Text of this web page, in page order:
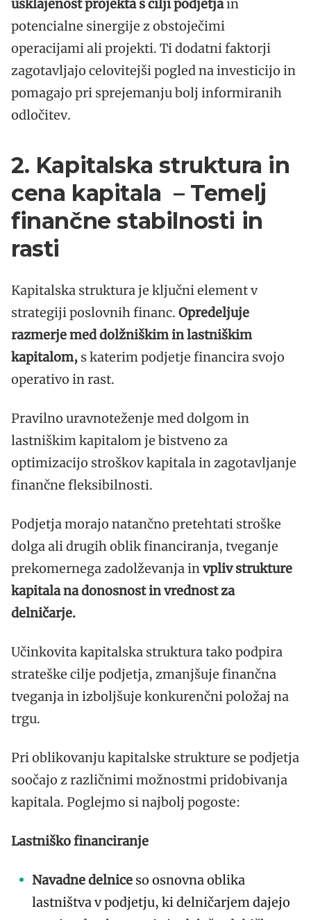
usklajenost projekta s cilji podjetjain
potencialne sinergije z obstoječimi
operacijami ali projekti. Ti dodatni faktorji
zagotavljajo celovitejši pogled na investicijo in
pomagajo pri sprejemanju bolj informiranih
odločitev.
2. Kapitalska struktura in
cena kapitala – Temelj
finančne stabilnosti in
rasti
Kapitalska struktura je ključni element v
strategiji poslovnih financ. Opredeljuje
razmerje med dolžniškim in lastniškim
kapitalom, s katerim podjetje financira svojo
operativo in rast.
Pravilno uravnoteženje med dolgom in
lastniškim kapitalom je bistveno za
optimizacijo stroškov kapitala in zagotavljanje
finančne fleksibilnosti.
Podjetja morajo natančno pretehtati stroške
dolga ali drugih oblik financiranja, tveganje
prekomernega zadolževanja in vpliv strukture
kapitala na donosnost in vrednost za
delničarje.
Učinkovita kapitalska struktura tako podpira
strateške cilje podjetja, zmanjšuje finančna
tveganja in izboljšuje konkurenčni položaj na
trgu.
Pri oblikovanju kapitalske strukture se podjetja
soočajo z različnimi možnostmi pridobivanja
kapitala. Poglejmo si najbolj pogoste:
Lastniško financiranje
Navadne delnice so osnovna oblika
lastništva v podjetju, ki delničarjem dajejo